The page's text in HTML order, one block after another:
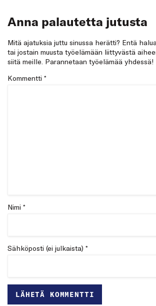
Anna palautetta jutusta
Mitä ajatuksia juttu sinussa herätti? Entä
tai jostain muusta työelämään liittyvästä
siitä meille. Parannetaan työelämää yhdessä!
Kommentti *
Nimi *
Sähköposti (ei julkaista) *